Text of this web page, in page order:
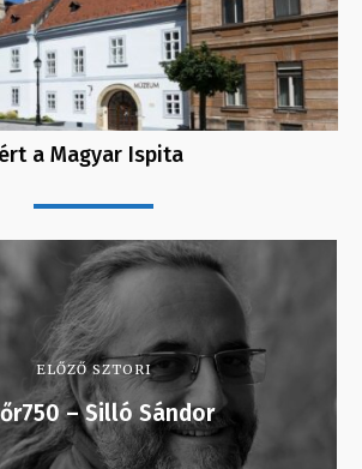
a Magyar Ispita
ELŐZŐ SZTORI
– Silló Sándor